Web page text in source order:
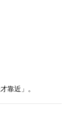
靠近」。